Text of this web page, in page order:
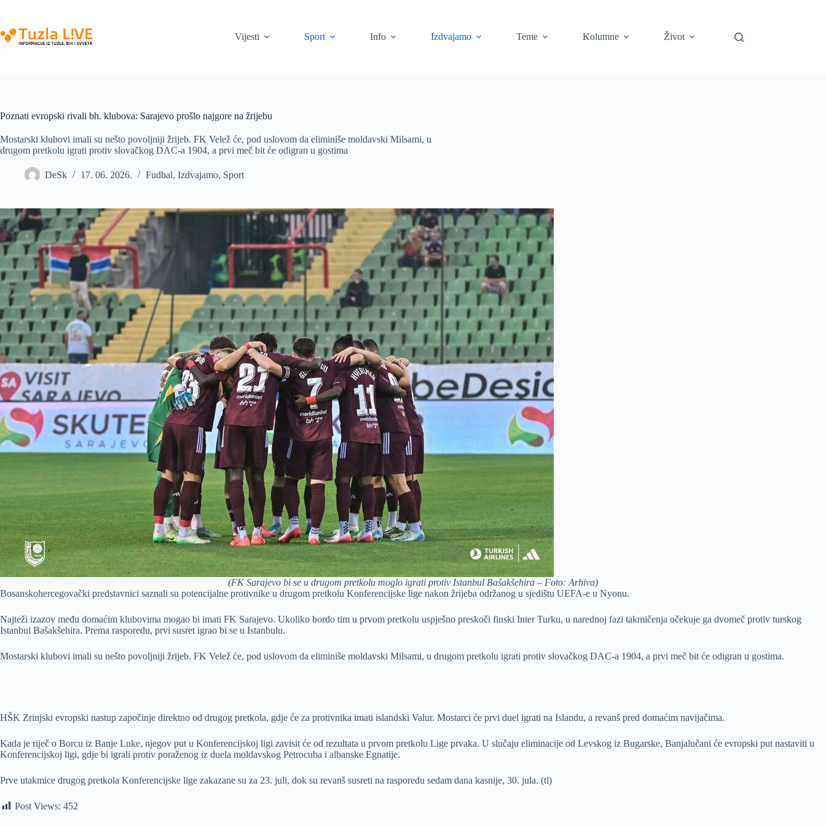
content
Vijesti
Sport Info Izdvajamo Teme Kolumne Život
Poznati evropski rivali bh. klubova: Sarajevo prošlo najgore na žrijebu
Mostarski klubovi imali su nešto povoljniji žrijeb. FK Velež će, pod uslovom da eliminiše moldavski Milsami, u
drugom pretkolu igrati protiv slovačkog DAC-a 1904, a prvi meč bit će odigran u gostima
DeSk 17. 06. 2026. Fudbal, Izdvajamo, Sport
(FK Sarajevo bi se u drugom pretkolu moglo igrati protiv Istanbul Bašakšehira – Foto: Arhiva)
Bosanskohercegovački predstavnici saznali su potencijalne protivnike u drugom pretkolu Konferencijske lige nakon žrijeba održanog u sjedištu UEFA-e u Nyonu.
Najteži izazov među domaćim klubovima mogao bi imati FK Sarajevo. Ukoliko bordo tim u prvom pretkolu uspješno preskoči finski Inter Turku, u narednoj fazi takmičenja očekuje ga dvomeč protiv turskog
Istanbul Bašakšehira. Prema rasporedu, prvi susret igrao bi se u Istanbulu.
Mostarski klubovi imali su nešto povoljniji žrijeb. FK Velež će, pod uslovom da eliminiše moldavski Milsami, u drugom pretkolu igrati protiv slovačkog DAC-a 1904, a prvi meč bit će odigran u gostima.
HŠK Zrinjski evropski nastup započinje direktno od drugog pretkola, gdje će za protivnika imati islandski Valur. Mostarci će prvi duel igrati na Islandu, a revanš pred domaćim navijačima.
Kada je riječ o Borcu iz Banje Luke, njegov put u Konferencijskoj ligi zavisit će od rezultata u prvom pretkolu Lige prvaka. U slučaju eliminacije od Levskog iz Bugarske, Banjalučani će evropski put nastaviti u
Konferencijskoj ligi, gdje bi igrali protiv poraženog iz duela moldavskog Petrocuba i albanske Egnatije.
Prve utakmice drugog pretkola Konferencijske lige zakazane su za 23. juli, dok su revanš susreti na rasporedu sedam dana kasnije, 30. jula. (tl)
Post Views: 452